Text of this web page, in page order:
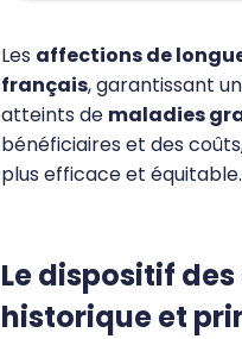
Les affections de
français, garantissant
atteints de maladies
bénéficiaires et des
plus efficace et équitable.
Le dispositif
historique et